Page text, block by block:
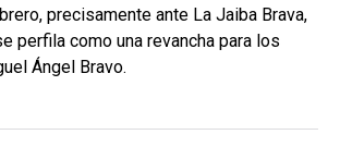
precisamente ante La Jaiba Brava,
perfila como una revancha para los
Ángel Bravo.